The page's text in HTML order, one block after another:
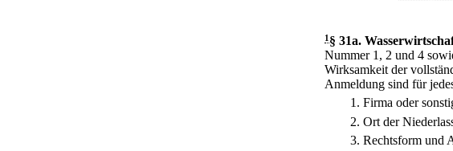
1 § 31a.
Nummer 1, 2 und 4
Wirksamkeit der
Anmeldung sind für
1. Firma oder
2. Ort der
3. Rechtsform und